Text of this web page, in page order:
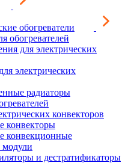
обогреватели
обогревателей
для электрических
электрических
радиаторы
конвекторов
конвекторы
конвекционные
модули
и дестратификаторы